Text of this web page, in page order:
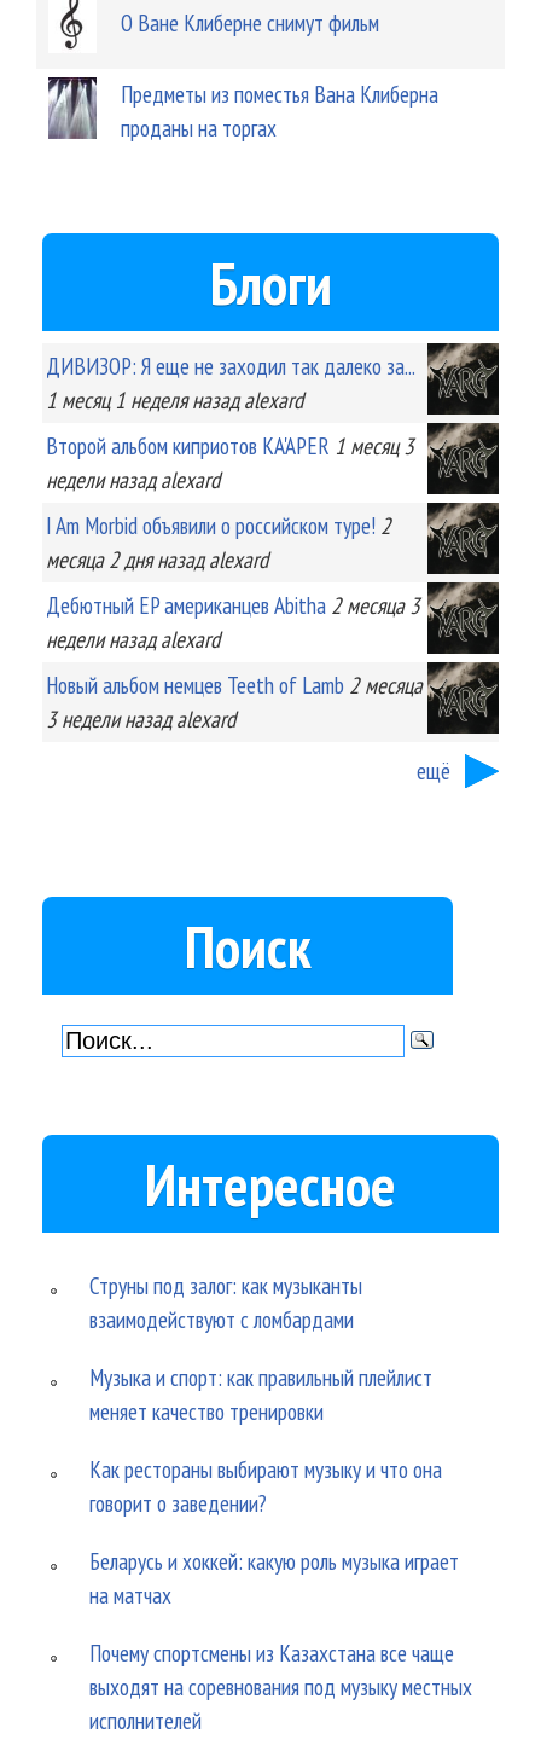
О Ване Клиберне снимут фильм
Предметы из поместья Вана Клиберна
проданы на торгах
Блоги
ДИВИЗОР: Я еще не заходил так далеко за...
1 месяц 1 неделяназад alexard
Второй альбом киприотов KA'APER 1 месяц 3
неделиназад alexard
I Am Morbid объявили о российском туре! 2
месяца 2 дняназад alexard
Дебютный EP американцев Abitha 2 месяца 3
неделиназад alexard
Новый альбом немцев Teeth of Lamb 2 месяца
3 неделиназад alexard
ещё
Поиск
Интересное
Струны под залог: как музыканты
взаимодействуют с ломбардами
Музыка и спорт: как правильный плейлист
меняет качество тренировки
Как рестораны выбирают музыку и что она
говорит о заведении?
Беларусь и хоккей: какую роль музыка играет
на матчах
Почему спортсмены из Казахстана все чаще
выходят на соревнования под музыку местных
исполнителей